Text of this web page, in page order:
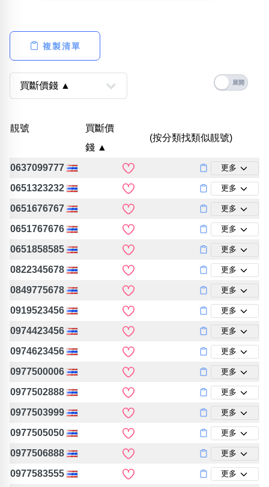
幸運號分類
包含數字
生日分類
五行
清除全部分類
搜尋
複製清單
靚號
買斷價
錢 ▲
(按分類找類似靚號)
0637099777 更多
0651323232 更多
0651676767 更多
0651767676 更多
0651858585 更多
0822345678 更多
0849775678 更多
0919523456 更多
0974423456 更多
0974623456 更多
0977500006 更多
0977502888 更多
0977503999 更多
0977505050 更多
0977506888 更多
0977583555 更多